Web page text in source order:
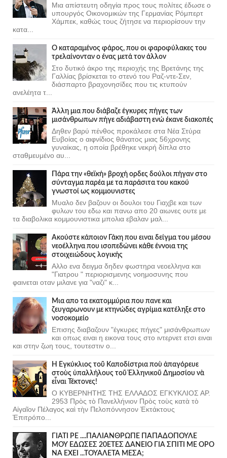
Μια απίστευτη οδηγία προς τους πολίτες έδωσε ο
υπουργός Οικονομικών της Γερμανίας Ρόμπερτ
Χάμπεκ, καθώς τους ζήτησε να περιορίσουν την
κατα...
Ο καταραμένος φάρος, που οι φαροφύλακες του
τρελαίνονταν ο ένας μετά τον άλλον
Στο δυτικό άκρο της περιοχής της Βρετάνης της
Γαλλίας βρίσκεται το στενό του Ραζ-ντε-Σεν,
διάσπαρτο βραχονησίδες που τις κτυπούν
ανελέητα τ...
Άλλη μια που διάβαζε έγκυρες πήγες των
μισάνθρωπων πήγε αδιάβαστη ενώ έκανε διακοπές
Δηθεν βαρύ πένθος προκάλεσε στα Νέα Στύρα
Ευβοίας ο αιφνίδιος θάνατος μιας 56χρονης
γυναίκας, η οποία βρέθηκε νεκρή δίπλα στο
σταθμευμένο αυ...
Πάρα την «θεϊκή» βροχή ορδες δούλοι πήγαν στο
σύνταγμα παρέα με τα παράσιτα του κακού
γνωστοί ως κομμουνιστες
Μυαλο δεν βαζουν οι δουλοι του Γιαχβε και των
φυλων του εδω και πανω απο 20 αιωνες ουτε με
τα διαβολικα κομμουνιστικα μπολια εβαλαν μαλ...
Ακούστε κάποιον Γάκη που ειναι δείγμα του μέσου
νεοέλληνα που ισοπεδώνει κάθε έννοια της
στοιχειώδους λογικής
Αλλο ενα δειγμα δηδεν φωστηρα νεοελληνα και
"Γιατρου " περιορισμενης νοημοσυνης που
φαινεται οταν μιλανε για "ναζι" κ...
Μια απο τα εκατομμύρια που πανε και
ζευγαρωνουν με κτηνώδες αγρίμια κατέληξε στο
νοσοκομείο
Επισης διαβαζουν "έγκυρες πήγες" μισάνθρωπων
και οπως ειναι η εικονα τους στο ιντερνετ ετσι ειναι
και στην ζωη τους, τουτεστιν ο...
Ἡ Ἐγκύκλιος τοῦ Καποδίστρια ποὺ ἀπαγόρευε
στοὺς ὑπαλλήλους τοῦ Ἑλληνικοῦ Δημοσίου νὰ
εἶναι Τέκτονες!
Ο ΚΥΒΕΡΝΗΤΗΣ ΤΗΣ ΕΛΛΑΔΟΣ ΕΓΚΥΚΛΙΟΣ ΑΡ.
2953 Πρὸς τὸ Πανελλήνιον Πρὸς τοὺς κατὰ τὸ
Αἰγαῖον Πέλαγος καὶ τὴν Πελοπόννησον Ἐκτάκτους
Ἐπιτρόπο...
ΓΙΑΤΙ ΡΕ ....ΠΑΛΙΑΝΘΡΩΠΕ ΠΑΠΑΔΟΠΟΥΛΕ
ΜΟΥ ΕΔΩΣΕΣ 20ΕΤΕΣ ΔΑΝΕΙΟ ΓΙΑ ΣΠΙΤΙ ΜΕ ΟΡΟ
ΝΑ ΕΧΕΙ ...ΤΟΥΑΛΕΤΑ ΜΕΣΑ;